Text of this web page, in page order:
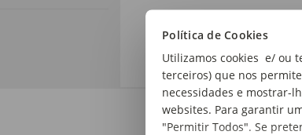
Política de Cookies
Utilizamos cookies e/ ou
terceiros) que nos
necessidades e mostrar-
websites. Para garantir
"Permitir Todos". Se
Caldeirada